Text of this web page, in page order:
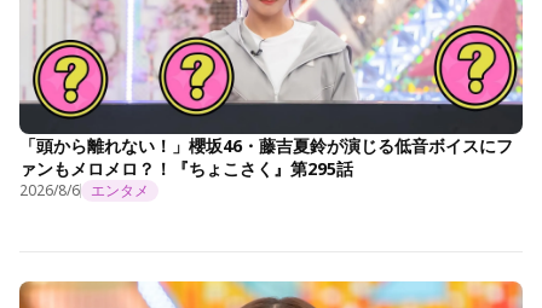
「頭から離れない！」櫻坂46・藤吉夏鈴が演じる低音ボイスにフ
ァンもメロメロ？！『ちょこさく』第295話
2026/8/6 エンタメ